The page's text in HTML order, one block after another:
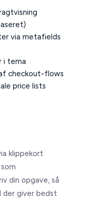
→
via metafields
i tema
checkout-flows
price lists
klippekort
din opgave, så
der giver bedst